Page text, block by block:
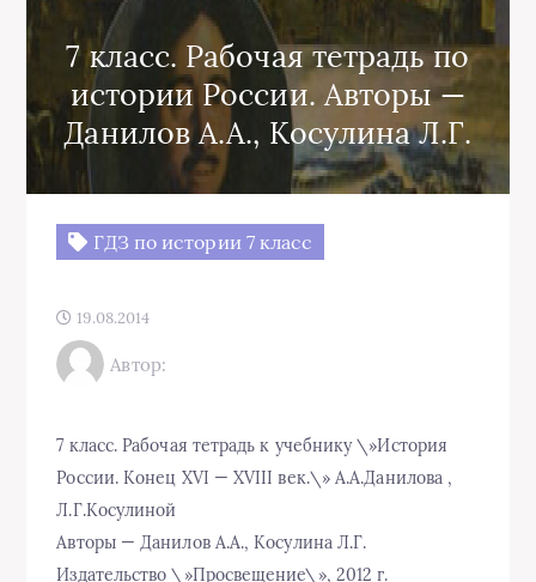
7 класс. Рабочая тетрадь по
истории России. Авторы —
Данилов А.А., Косулина Л.Г.
ГДЗ по истории 7 класс
19.08.2014
Автор:
7 класс. Рабочая тетрадь к учебнику \»История
России. Конец XVI — XVIII век.\» А.А.Данилова ,
Л.Г.Косулиной
Авторы — Данилов А.А., Косулина Л.Г.
Издательство \»Просвещение\», 2012 г.